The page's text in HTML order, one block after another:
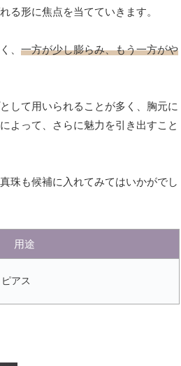
る形に焦点を当てていきます。
、 一方が少し膨らみ、もう一方がや
して用いられることが多く、胸元に
よって、さらに魅力を引き出すこと
珠も候補に入れてみてはいかがでし
用途
アス